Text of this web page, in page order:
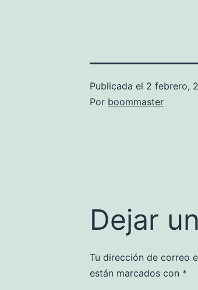
Publicada el 2 febrero,
Por boommaster
Dejar
Tu dirección de correo
están marcados con *